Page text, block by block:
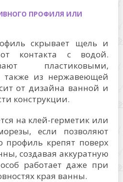
ПРОФИЛЯ ИЛИ
скрывает щель и
контакта с водой.
пластиковыми,
из нержавеющей
от дизайна ванной и
конструкции.
на клей-герметик или
если позволяют
профиль крепят поверх
создавая аккуратную
работает даже при
края ванны.